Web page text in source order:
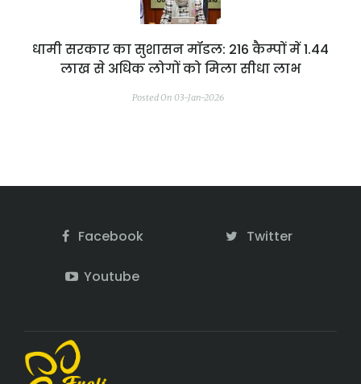
धामी सरकार का सुशासन मॉडल: 216 कैम्पों में 1.44
लाख से अधिक लोगों को मिला सीधा लाभ
Posted On 03-Jan-2026
Facebook Twitter
Youtube